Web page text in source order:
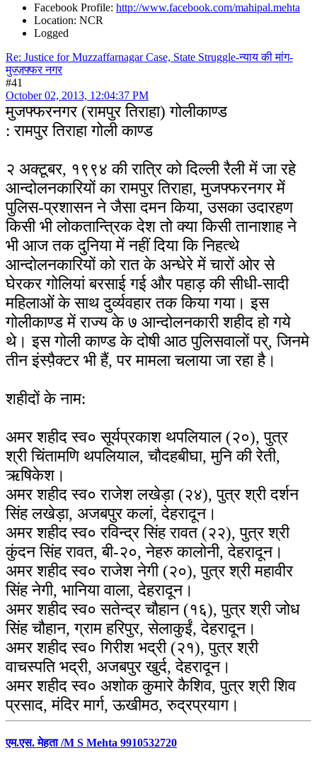
Facebook Profile: http://www.facebook.com/mahipal.mehta
Location: NCR
Logged
Re: Justice for Muzzaffarnagar Case, State Struggle-न्याय की मांग-
मुज्ज़फ्फर नगर
#41
October 02, 2013, 12:04:37 PM
मुजफ्फरनगर (रामपुर तिराहा) गोलीकाण्ड
: रामपुर तिराहा गोली काण्ड
२ अक्टूबर, १९९४ की रात्रि को दिल्ली रैली में जा रहे
आन्दोलनकारियों का रामपुर तिराहा, मुजफ्फरनगर में
पुलिस-प्रशासन ने जैसा दमन किया, उसका उदारहण
किसी भी लोकतान्त्रिक देश तो क्या किसी तानाशाह ने
भी आज तक दुनिया में नहीं दिया कि निहत्थे
आन्दोलनकारियों को रात के अन्धेरे में चारों ओर से
घेरकर गोलियां बरसाई गई और पहाड़ की सीधी-सादी
महिलाओं के साथ दुर्व्यवहार तक किया गया। इस
गोलीकाण्ड में राज्य के ७ आन्दोलनकारी शहीद हो गये
थे। इस गोली काण्ड के दोषी आठ पुलिसवालों पर्, जिनमे
तीन इंस्पै़क्टर भी हैं, पर मामला चलाया जा रहा है।
शहीदों के नाम:
अमर शहीद स्व० सूर्यप्रकाश थपलियाल (२०), पुत्र
श्री चिंतामणि थपलियाल, चौदहबीघा, मुनि की रेती,
ऋषिकेश।
अमर शहीद स्व० राजेश लखेड़ा (२४), पुत्र श्री दर्शन
सिंह लखेड़ा, अजबपुर कलां, देहरादून।
अमर शहीद स्व० रविन्द्र सिंह रावत (२२), पुत्र श्री
कुंदन सिंह रावत, बी-२०, नेहरु कालोनी, देहरादून।
अमर शहीद स्व० राजेश नेगी (२०), पुत्र श्री महावीर
सिंह नेगी, भानिया वाला, देहरादून।
अमर शहीद स्व० सतेन्द्र चौहान (१६), पुत्र श्री जोध
सिंह चौहान, ग्राम हरिपुर, सेलाकुईं, देहरादून।
अमर शहीद स्व० गिरीश भद्री (२१), पुत्र श्री
वाचस्पति भद्री, अजबपुर खुर्द, देहरादून।
अमर शहीद स्व० अशोक कुमारे कैशिव, पुत्र श्री शिव
प्रसाद, मंदिर मार्ग, ऊखीमठ, रुद्रप्रयाग।
एम.एस. मेहता /M S Mehta 9910532720